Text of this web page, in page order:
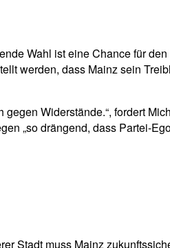
Wahl ist eine Chance für
werden, dass Mainz sein
Widerstände.“, fordert
„so drängend, dass Partei-
Stadt muss Mainz